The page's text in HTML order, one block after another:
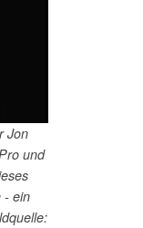
Jon
und
- ein